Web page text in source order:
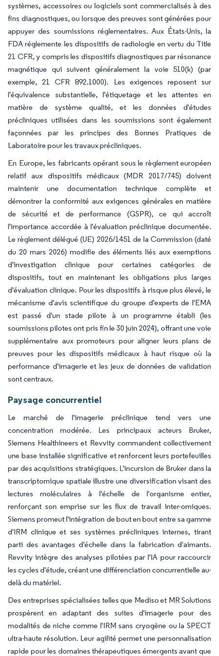
systèmes, accessoires ou logiciels sont commercialisés à des
fins diagnostiques, ou lorsque des preuves sont générées pour
appuyer des soumissions réglementaires. Aux États-Unis, la
FDA réglemente les dispositifs de radiologie en vertu du Title
21 CFR, y compris les dispositifs diagnostiques par résonance
magnétique qui suivent généralement la voie 510(k) (par
exemple, 21 CFR 892.1000). Les exigences reposent sur
l'équivalence substantielle, l'étiquetage et les attentes en
matière de système qualité, et les données d'études
précliniques utilisées dans les soumissions sont également
façonnées par les principes des Bonnes Pratiques de
Laboratoire pour les travaux précliniques.
En Europe, les fabricants opérant sous le règlement européen
relatif aux dispositifs médicaux (MDR 2017/745) doivent
maintenir une documentation technique complète et
démontrer la conformité aux exigences générales en matière
de sécurité et de performance (GSPR), ce qui accroît
l'importance accordée à l'évaluation préclinique documentée.
Le règlement délégué (UE) 2026/1451 de la Commission (daté
du 20 mars 2026) modifie des éléments liés aux exemptions
d'investigation clinique pour certaines catégories de
dispositifs, tout en maintenant les obligations plus larges
d'évaluation clinique. Pour les dispositifs à risque plus élevé, le
mécanisme d'avis scientifique du groupe d'experts de l'EMA
est passé d'un stade pilote à un programme établi (les
soumissions pilotes ont pris fin le 30 juin 2024), offrant une voie
supplémentaire aux promoteurs pour aligner leurs plans de
preuves pour les dispositifs médicaux à haut risque où la
performance d'imagerie et les jeux de données de validation
sont centraux.
Paysage concurrentiel
Le marché de l'imagerie préclinique tend vers une
concentration modérée. Les principaux acteurs Bruker,
Siemens Healthineers et Revvity commandent collectivement
une base installée significative et renforcent leurs portefeuilles
par des acquisitions stratégiques. L'incursion de Bruker dans la
transcriptomique spatiale illustre une diversification visant des
lectures moléculaires à l'échelle de l'organisme entier,
renforçant son emprise sur les flux de travail inter-omiques.
Siemens promeut l'intégration de bout en bout entre sa gamme
d'IRM clinique et ses systèmes précliniques internes, tirant
parti des avantages d'échelle dans la fabrication d'aimants.
Revvity intègre des analyses pilotées par l'IA pour raccourcir
les cycles d'étude, créant une différenciation concurrentielle au-
delà du matériel.
Des entreprises spécialisées telles que Mediso et MR Solutions
prospèrent en adaptant des suites d'imagerie pour des
modalités de niche comme l'IRM sans cryogène ou la SPECT
ultra-haute résolution. Leur agilité permet une personnalisation
rapide pour les domaines thérapeutiques émergents avant que